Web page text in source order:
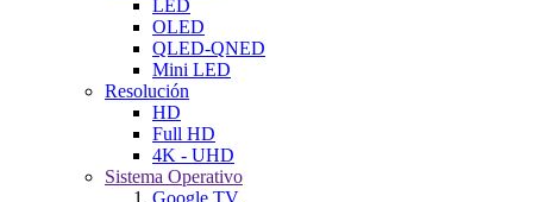
LED
OLED
QLED-QNED
Mini LED
Resolución
HD
Full HD
4K - UHD
Sistema Operativo
Google TV